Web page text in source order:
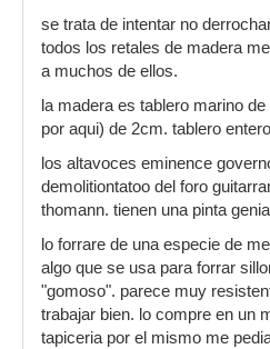
se trata de intentar no
todos los retales de madera
a muchos de ellos.
la madera es tablero marino
por aqui) de 2cm. tablero
los altavoces eminence
demolitiontatoo del foro
thomann. tienen una pinta
lo forrare de una especie de
algo que se usa para forrar
"gomoso". parece muy
trabajar bien. lo compre en un
tapiceria por el mismo me